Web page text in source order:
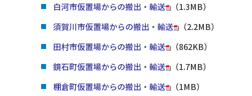
白河市仮置場からの搬出・輸送
（1.3MB）
須賀川市仮置場からの搬出・輸送
（2.2MB）
田村市仮置場からの搬出・輸送
（862KB）
鏡石町仮置場からの搬出・輸送
（1.7MB）
棚倉町仮置場からの搬出・輸送
（1MB）